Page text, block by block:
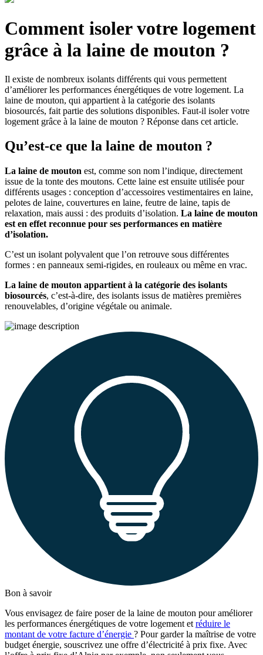
Comment isoler votre logement
grâce à la laine de mouton ?
Il existe de nombreux isolants différents qui vous permettent
d’améliorer les performances énergétiques de votre logement. La
laine de mouton, qui appartient à la catégorie des isolants
biosourcés, fait partie des solutions disponibles. Faut-il isoler votre
logement grâce à la laine de mouton ? Réponse dans cet article.
Qu’est-ce que la laine de mouton ?
La laine de mouton est, comme son nom l’indique, directement
issue de la tonte des moutons. Cette laine est ensuite utilisée pour
différents usages : conception d’accessoires vestimentaires en laine,
pelotes de laine, couvertures en laine, feutre de laine, tapis de
relaxation, mais aussi : des produits d’isolation. La laine de mouton
est en effet reconnue pour ses performances en matière
d’isolation.
C’est un isolant polyvalent que l’on retrouve sous différentes
formes : en panneaux semi-rigides, en rouleaux ou même en vrac.
La laine de mouton appartient à la catégorie des isolants
biosourcés, c’est-à-dire, des isolants issus de matières premières
renouvelables, d’origine végétale ou animale.
Bon à savoir
Vous envisagez de faire poser de la laine de mouton pour améliorer
les performances énergétiques de votre logement et réduire le
montant de votre facture d’énergie ? Pour garder la maîtrise de votre
budget énergie, souscrivez une offre d’électricité à prix fixe. Avec